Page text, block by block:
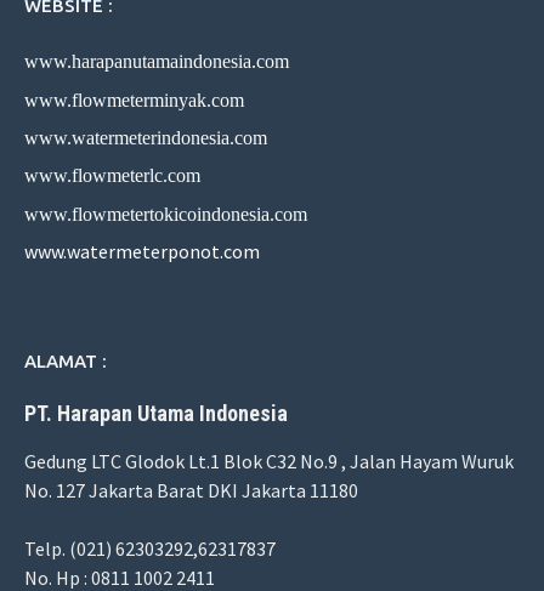
WEBSITE :
www.harapanutamaindonesia.com
www.flowmeterminyak.com
www.watermeterindonesia.com
www.flowmeterlc.com
www.flowmetertokicoindonesia.com
www.watermeterponot.com
ALAMAT :
PT. Harapan Utama Indonesia
Gedung LTC Glodok Lt.1 Blok C32 No.9 , Jalan Hayam Wuruk
No. 127 Jakarta Barat DKI Jakarta 11180
Telp. (021) 62303292,62317837
No. Hp : 0811 1002 2411